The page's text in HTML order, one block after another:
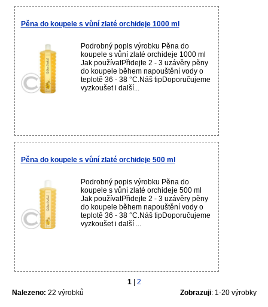
Pěna do koupele s vůní zlaté orchideje 1000 ml
Podrobný popis výrobku Pěna do
koupele s vůní zlaté orchideje 1000 ml
Jak používatPřidejte 2 - 3 uzávěry pěny
do koupele během napouštění vody o
teplotě 36 - 38 °C.Náš tipDoporučujeme
vyzkoušet i další...
Pěna do koupele s vůní zlaté orchideje 500 ml
Podrobný popis výrobku Pěna do
koupele s vůní zlaté orchideje 500 ml
Jak používatPřidejte 2 - 3 uzávěry pěny
do koupele během napouštění vody o
teplotě 36 - 38 °C.Náš tipDoporučujeme
vyzkoušet i další ...
1
2
Nalezeno: 22 výrobků Zobrazuji: 1-20 výrobky